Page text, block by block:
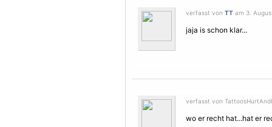
verfasst von TT am 3.
jaja is schon klar...
verfasst von
wo er recht hat...hat er